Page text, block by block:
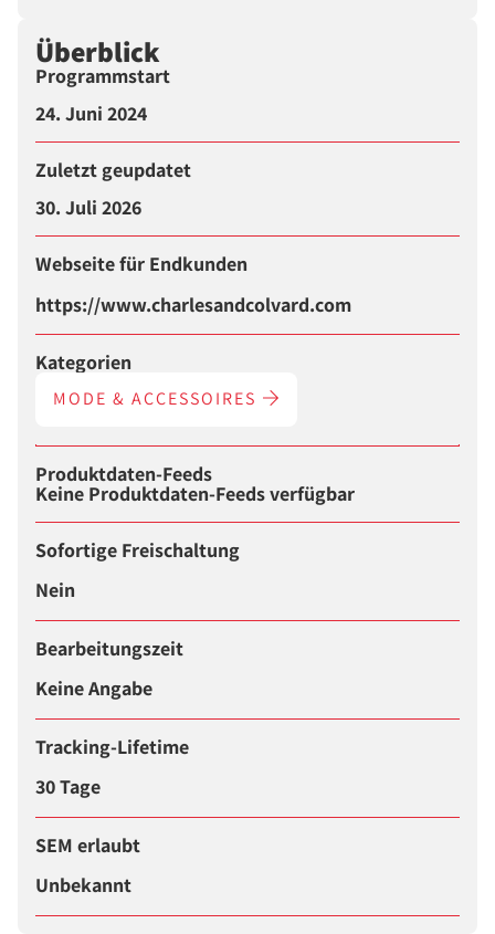
Überblick
Programmstart
24. Juni 2024
Zuletzt geupdatet
30. Juli 2026
Webseite für Endkunden
https://www.charlesandcolvard.com
Kategorien
MODE & ACCESSOIRES
Produktdaten-Feeds
Keine Produktdaten-Feeds verfügbar
Sofortige Freischaltung
Nein
Bearbeitungszeit
Keine Angabe
Tracking-Lifetime
30 Tage
SEM erlaubt
Unbekannt